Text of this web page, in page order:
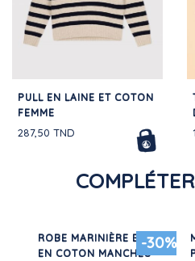
PULL EN LAINE ET COTON
FEMME
287,50 TND
-30%
ROBE MARINIÈRE BÉBÉ
EN COTON MANCHES